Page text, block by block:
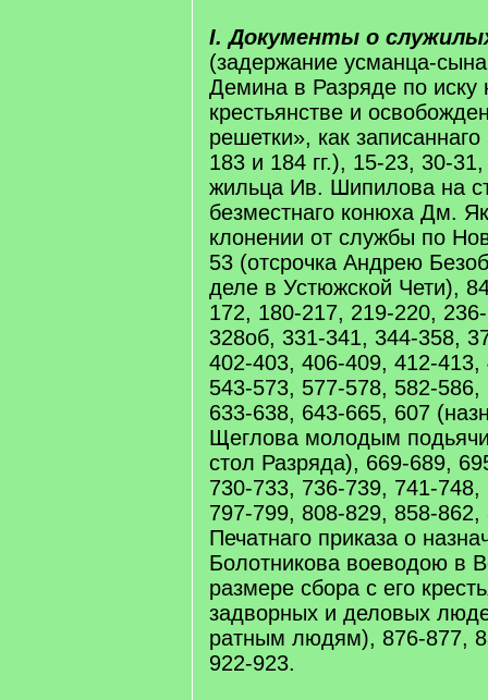
I. Документы о
(задержание усманца-
Демина в Разряде по иску
крестьянстве и
решетки», как
183 и 184 гг.), 15-23, 30-
жильца Ив. Шипилова на
безместнаго конюха Дм.
клонении от службы по
53 (отсрочка Андрею
деле в Устюжской Чети),
172, 180-217, 219-220,
328об, 331-341, 344-358,
402-403, 406-409, 412-
543-573, 577-578, 582-
633-638, 643-665, 607
Щеглова молодым
стол Разряда), 669-689,
730-733, 736-739, 741-
797-799, 808-829, 858-862,
Печатнаго приказа о
Болотникова воеводою в
размере сбора с его
задворных и деловых
ратным людям), 876-877,
922-923.